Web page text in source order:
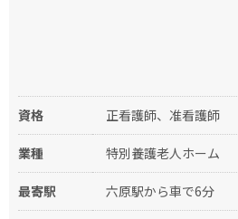
資格 正看護師、准看護師
業種 特別養護老人ホーム
最寄駅 六原駅から車で6分